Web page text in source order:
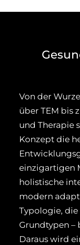
Von der
über TEM bis
und Therapie
Konzept die
einzigartigen
holistische
modern
Typologie, die
Grundtypen –
Daraus wird